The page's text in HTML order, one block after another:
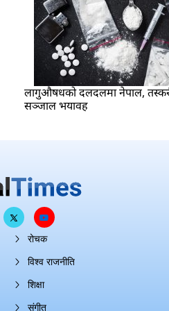
लागुऔषधको दलदलमा नेपाल,
सञ्जाल भयावह
रोचक
विश्व राजनीति
शिक्षा
संगीत